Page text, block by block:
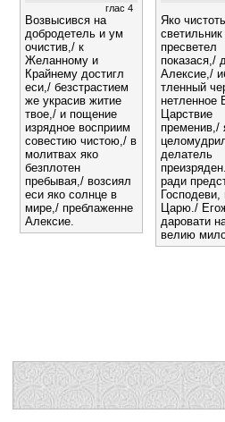
глас 4
Возвысився на
добродетель и ум
очистив,/ к
Желанному и
Крайнему достигл
еси,/ безстрастием
же украсив житие
твое,/ и пощение
изрядное восприим
совестию чистою,/ в
молитвах яко
безплотен
пребывая,/ возсиял
еси яко солнце в
мире,/ преблаженне
Алексие.
Яко
светильник
пресветел
показася,/
Алексие,/
тленный
нетленное
Царствие
пременив,/
делатель
ради
Господеви,
Царю./
даровати
велию